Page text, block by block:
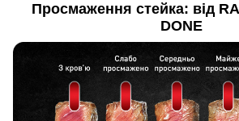
Просмаження стейка: від
DONE